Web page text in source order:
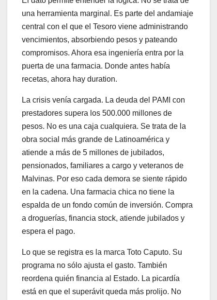
una herramienta marginal. Es parte del andamiaje
central con el que el Tesoro viene administrando
vencimientos, absorbiendo pesos y pateando
compromisos. Ahora esa ingeniería entra por la
puerta de una farmacia. Donde antes había
recetas, ahora hay duration.
La crisis venía cargada. La deuda del PAMI con
prestadores supera los 500.000 millones de
pesos. No es una caja cualquiera. Se trata de la
obra social más grande de Latinoamérica y
atiende a más de 5 millones de jubilados,
pensionados, familiares a cargo y veteranos de
Malvinas. Por eso cada demora se siente rápido
en la cadena. Una farmacia chica no tiene la
espalda de un fondo común de inversión. Compra
a droguerías, financia stock, atiende jubilados y
espera el pago.
Lo que se registra es la marca Toto Caputo. Su
programa no sólo ajusta el gasto. También
reordena quién financia al Estado. La picardía
está en que el superávit queda más prolijo. No